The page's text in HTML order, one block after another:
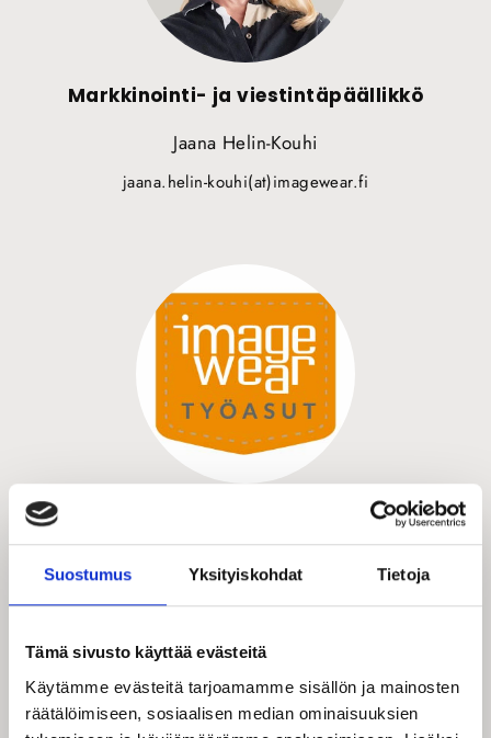
Suostumus Yksityiskohdat Tietoja
Tämä sivusto käyttää evästeitä
Käytämme evästeitä tarjoamamme sisällön ja mainosten
räätälöimiseen, sosiaalisen median ominaisuuksien
Markkinointi- ja viestintäpäällikkö
Jaana Helin-Kouhi
jaana.helin-kouhi(at)imagewear.fi
Hanna Kivimäki
+358505273232